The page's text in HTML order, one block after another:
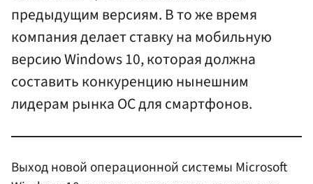
предыдущим версиям. В то же время
компания делает ставку на мобильную
версию Windows 10, которая должна
составить конкуренцию нынешним
лидерам рынка ОС для смартфонов.
Выход новой операционной системы Microsoft